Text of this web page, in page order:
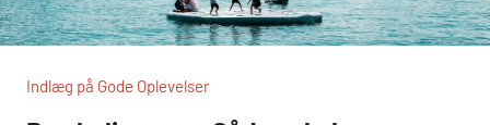
Indlæg på Gode Oplevelser